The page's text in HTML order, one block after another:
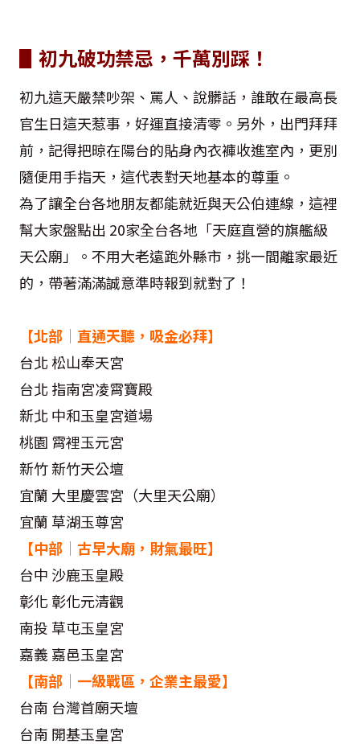
▋初九破功禁忌，千萬別踩！
初九這天嚴禁吵架、罵人、說髒話，誰敢在最高長
官生日這天惹事，好運直接清零。另外，出門拜拜
前，記得把晾在陽台的貼身內衣褲收進室內，更別
隨便用手指天，這代表對天地基本的尊重。
為了讓全台各地朋友都能就近與天公伯連線，這裡
幫大家盤點出 20家全台各地「天庭直營的旗艦級
天公廟」。不用大老遠跑外縣市，挑一間離家最近
的，帶著滿滿誠意準時報到就對了！
【北部｜直通天聽，吸金必拜】
台北 松山奉天宮
台北 指南宮凌霄寶殿
新北 中和玉皇宮道場
桃園 霄裡玉元宮
新竹 新竹天公壇
宜蘭 大里慶雲宮（大里天公廟）
宜蘭 草湖玉尊宮
【中部｜古早大廟，財氣最旺】
台中 沙鹿玉皇殿
彰化 彰化元清觀
南投 草屯玉皇宮
嘉義 嘉邑玉皇宮
【南部｜一級戰區，企業主最愛】
台南 台灣首廟天壇
台南 開基玉皇宮